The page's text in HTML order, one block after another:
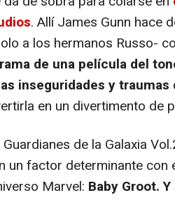
. Allí James Gunn hace
a los hermanos Russo-
de una película del
inseguridades y
en un divertimento de
de la Galaxia
un factor determinante con
Marvel: Baby Groot.